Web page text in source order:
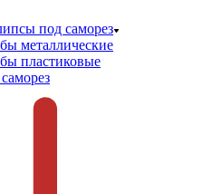
под саморез
металлические
пластиковые